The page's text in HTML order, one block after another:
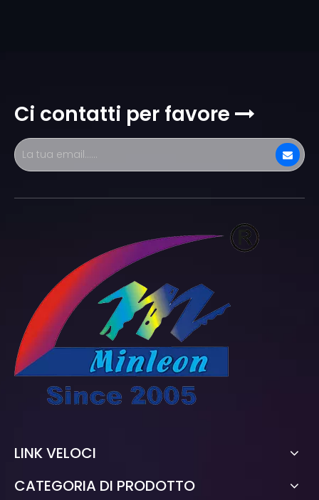
Ci contatti per favore 
LINK VELOCI
CATEGORIA DI PRODOTTO